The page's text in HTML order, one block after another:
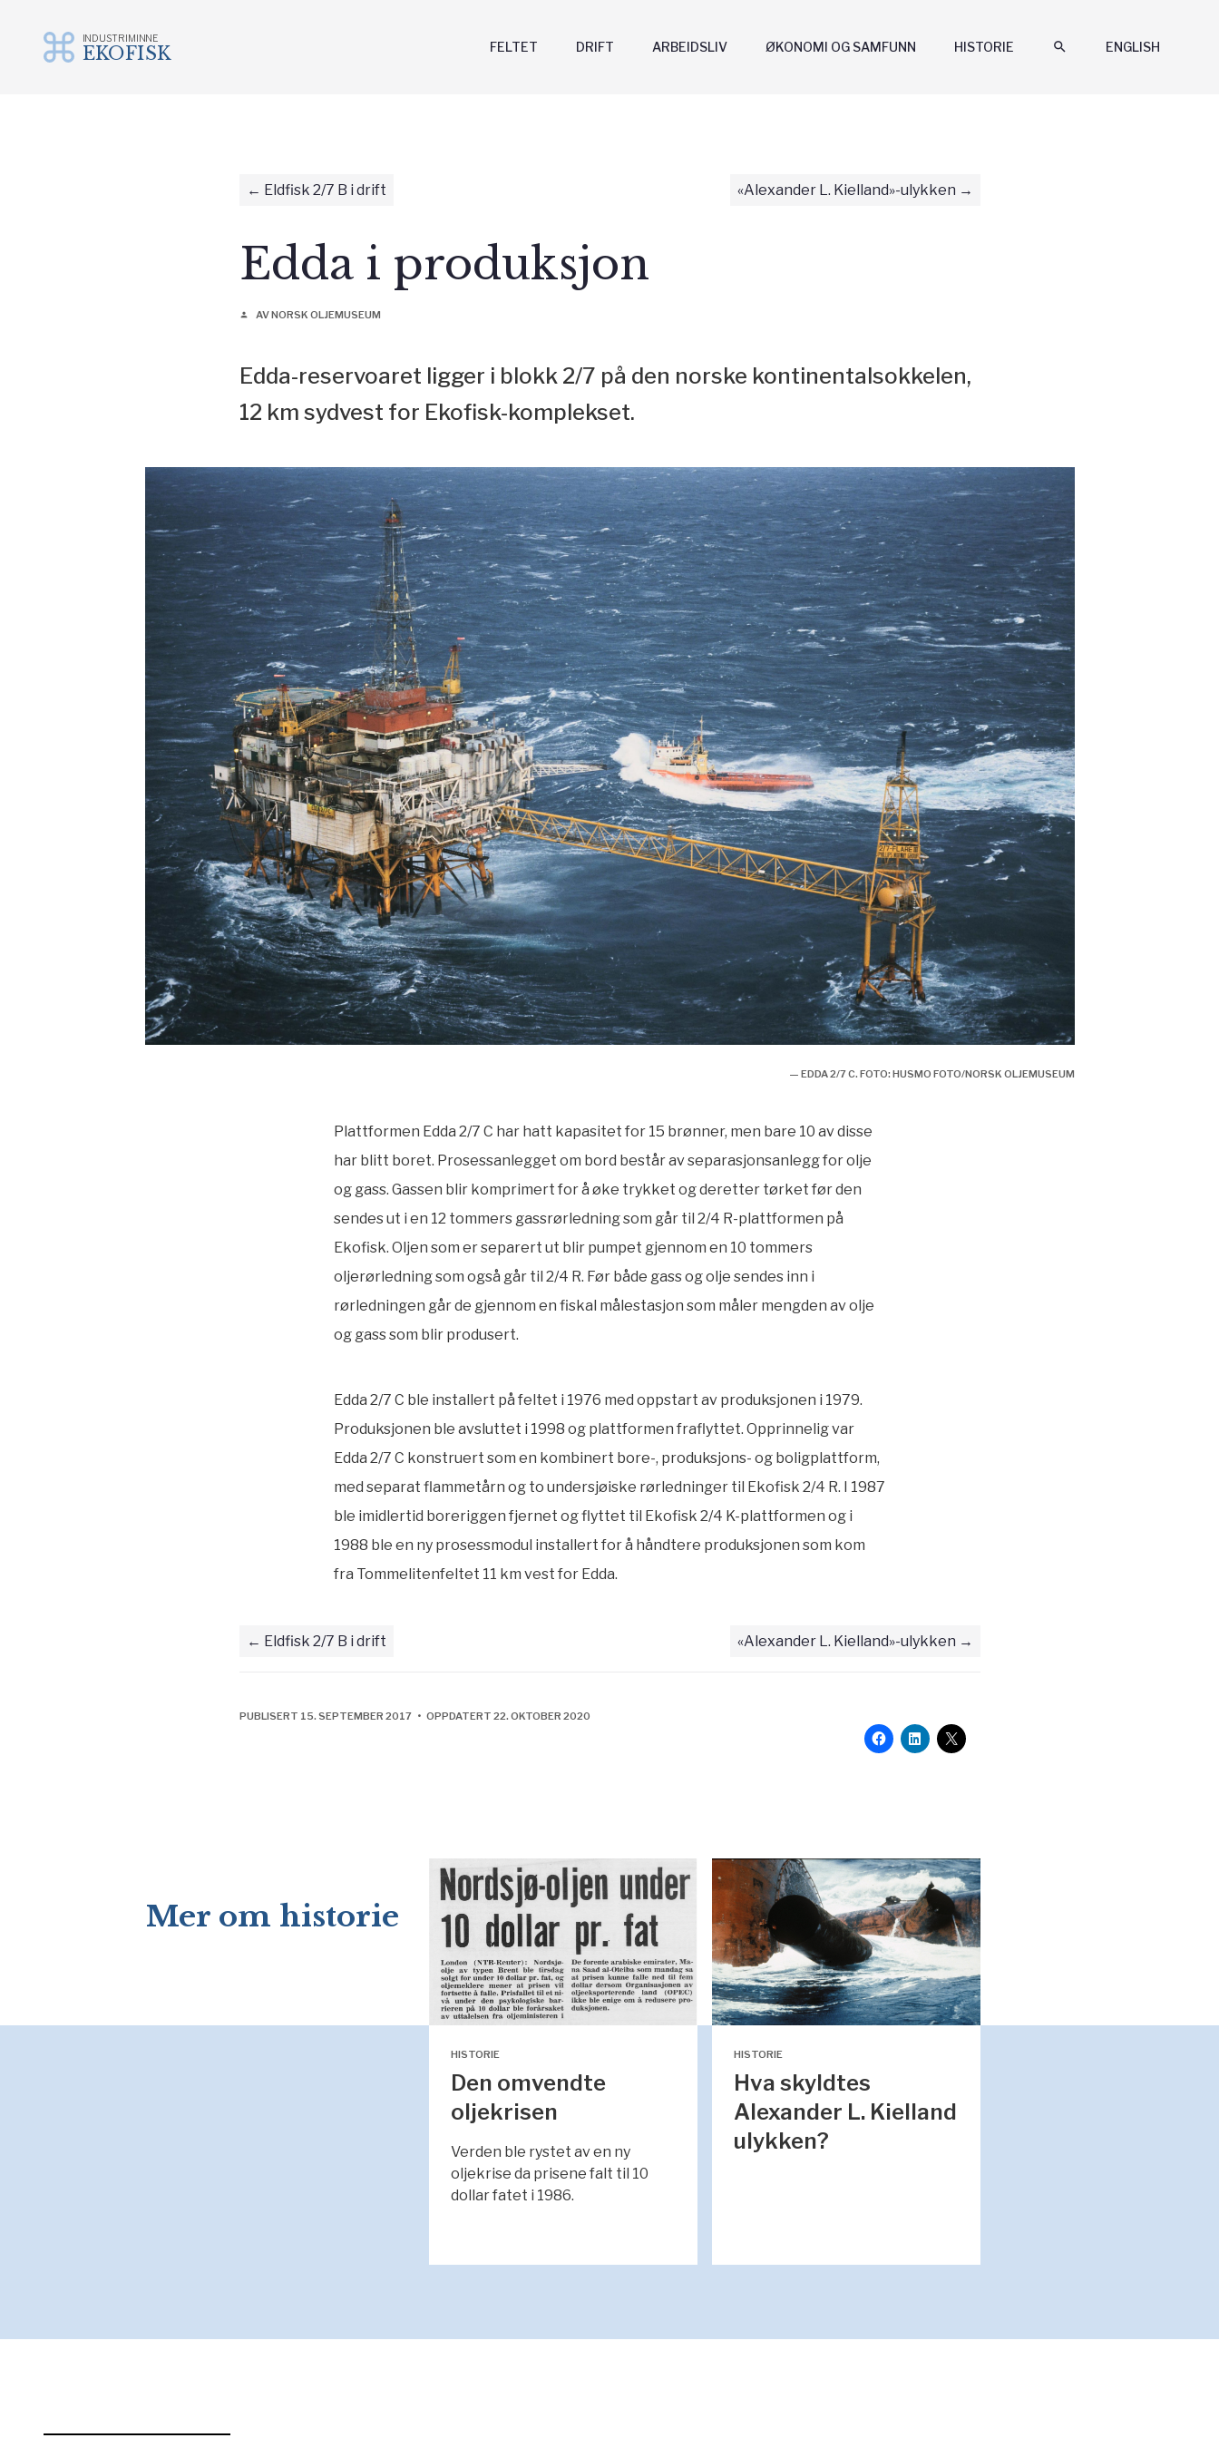
INDUSTRIMINNE
EKOFISK ENGLISH
search
HISTORIE
ØKONOMI OG SAMFUNN
ARBEIDSLIV
DRIFT
FELTET
Eldfisk 2/7 B i drift «Alexander L. Kielland»-ulykken
Edda i produksjon
person AV NORSK OLJEMUSEUM
Edda-reservoaret ligger i blokk 2/7 på den norske kontinentalsokkelen,
12 km sydvest for Ekofisk-komplekset.
— EDDA 2/7 C. FOTO: HUSMO FOTO/NORSK OLJEMUSEUM
Plattformen Edda 2/7 C har hatt kapasitet for 15 brønner, men bare 10 av disse
har blitt boret. Prosessanlegget om bord består av separasjonsanlegg for olje
og gass. Gassen blir komprimert for å øke trykket og deretter tørket før den
sendes ut i en 12 tommers gassrørledning som går til 2/4 R-plattformen på
Ekofisk. Oljen som er separert ut blir pumpet gjennom en 10 tommers
oljerørledning som også går til 2/4 R. Før både gass og olje sendes inn i
rørledningen går de gjennom en fiskal målestasjon som måler mengden av olje
og gass som blir produsert.
Edda 2/7 C ble installert på feltet i 1976 med oppstart av produksjonen i 1979.
Produksjonen ble avsluttet i 1998 og plattformen fraflyttet. Opprinnelig var
Edda 2/7 C konstruert som en kombinert bore-, produksjons- og boligplattform,
med separat flammetårn og to undersjøiske rørledninger til Ekofisk 2/4 R. I 1987
ble imidlertid boreriggen fjernet og flyttet til Ekofisk 2/4 K-plattformen og i
1988 ble en ny prosessmodul installert for å håndtere produksjonen som kom
fra Tommelitenfeltet 11 km vest for Edda.
Eldfisk 2/7 B i drift «Alexander L. Kielland»-ulykken
PUBLISERT 15. SEPTEMBER 2017 • OPPDATERT 22. OKTOBER 2020
Mer om historie
HISTORIE
Hva skyldtes
Alexander L. Kielland
ulykken?
HISTORIE
Den omvendte
oljekrisen
Verden ble rystet av en ny
oljekrise da prisene falt til 10
dollar fatet i 1986.